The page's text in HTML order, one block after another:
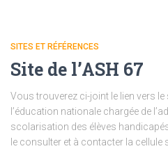
SITES ET RÉFÉRENCES
Site de l’ASH 67
Vous trouverez ci-joint le lien vers le
l’éducation nationale chargée de
scolarisation des élèves
le consulter et à contacter la